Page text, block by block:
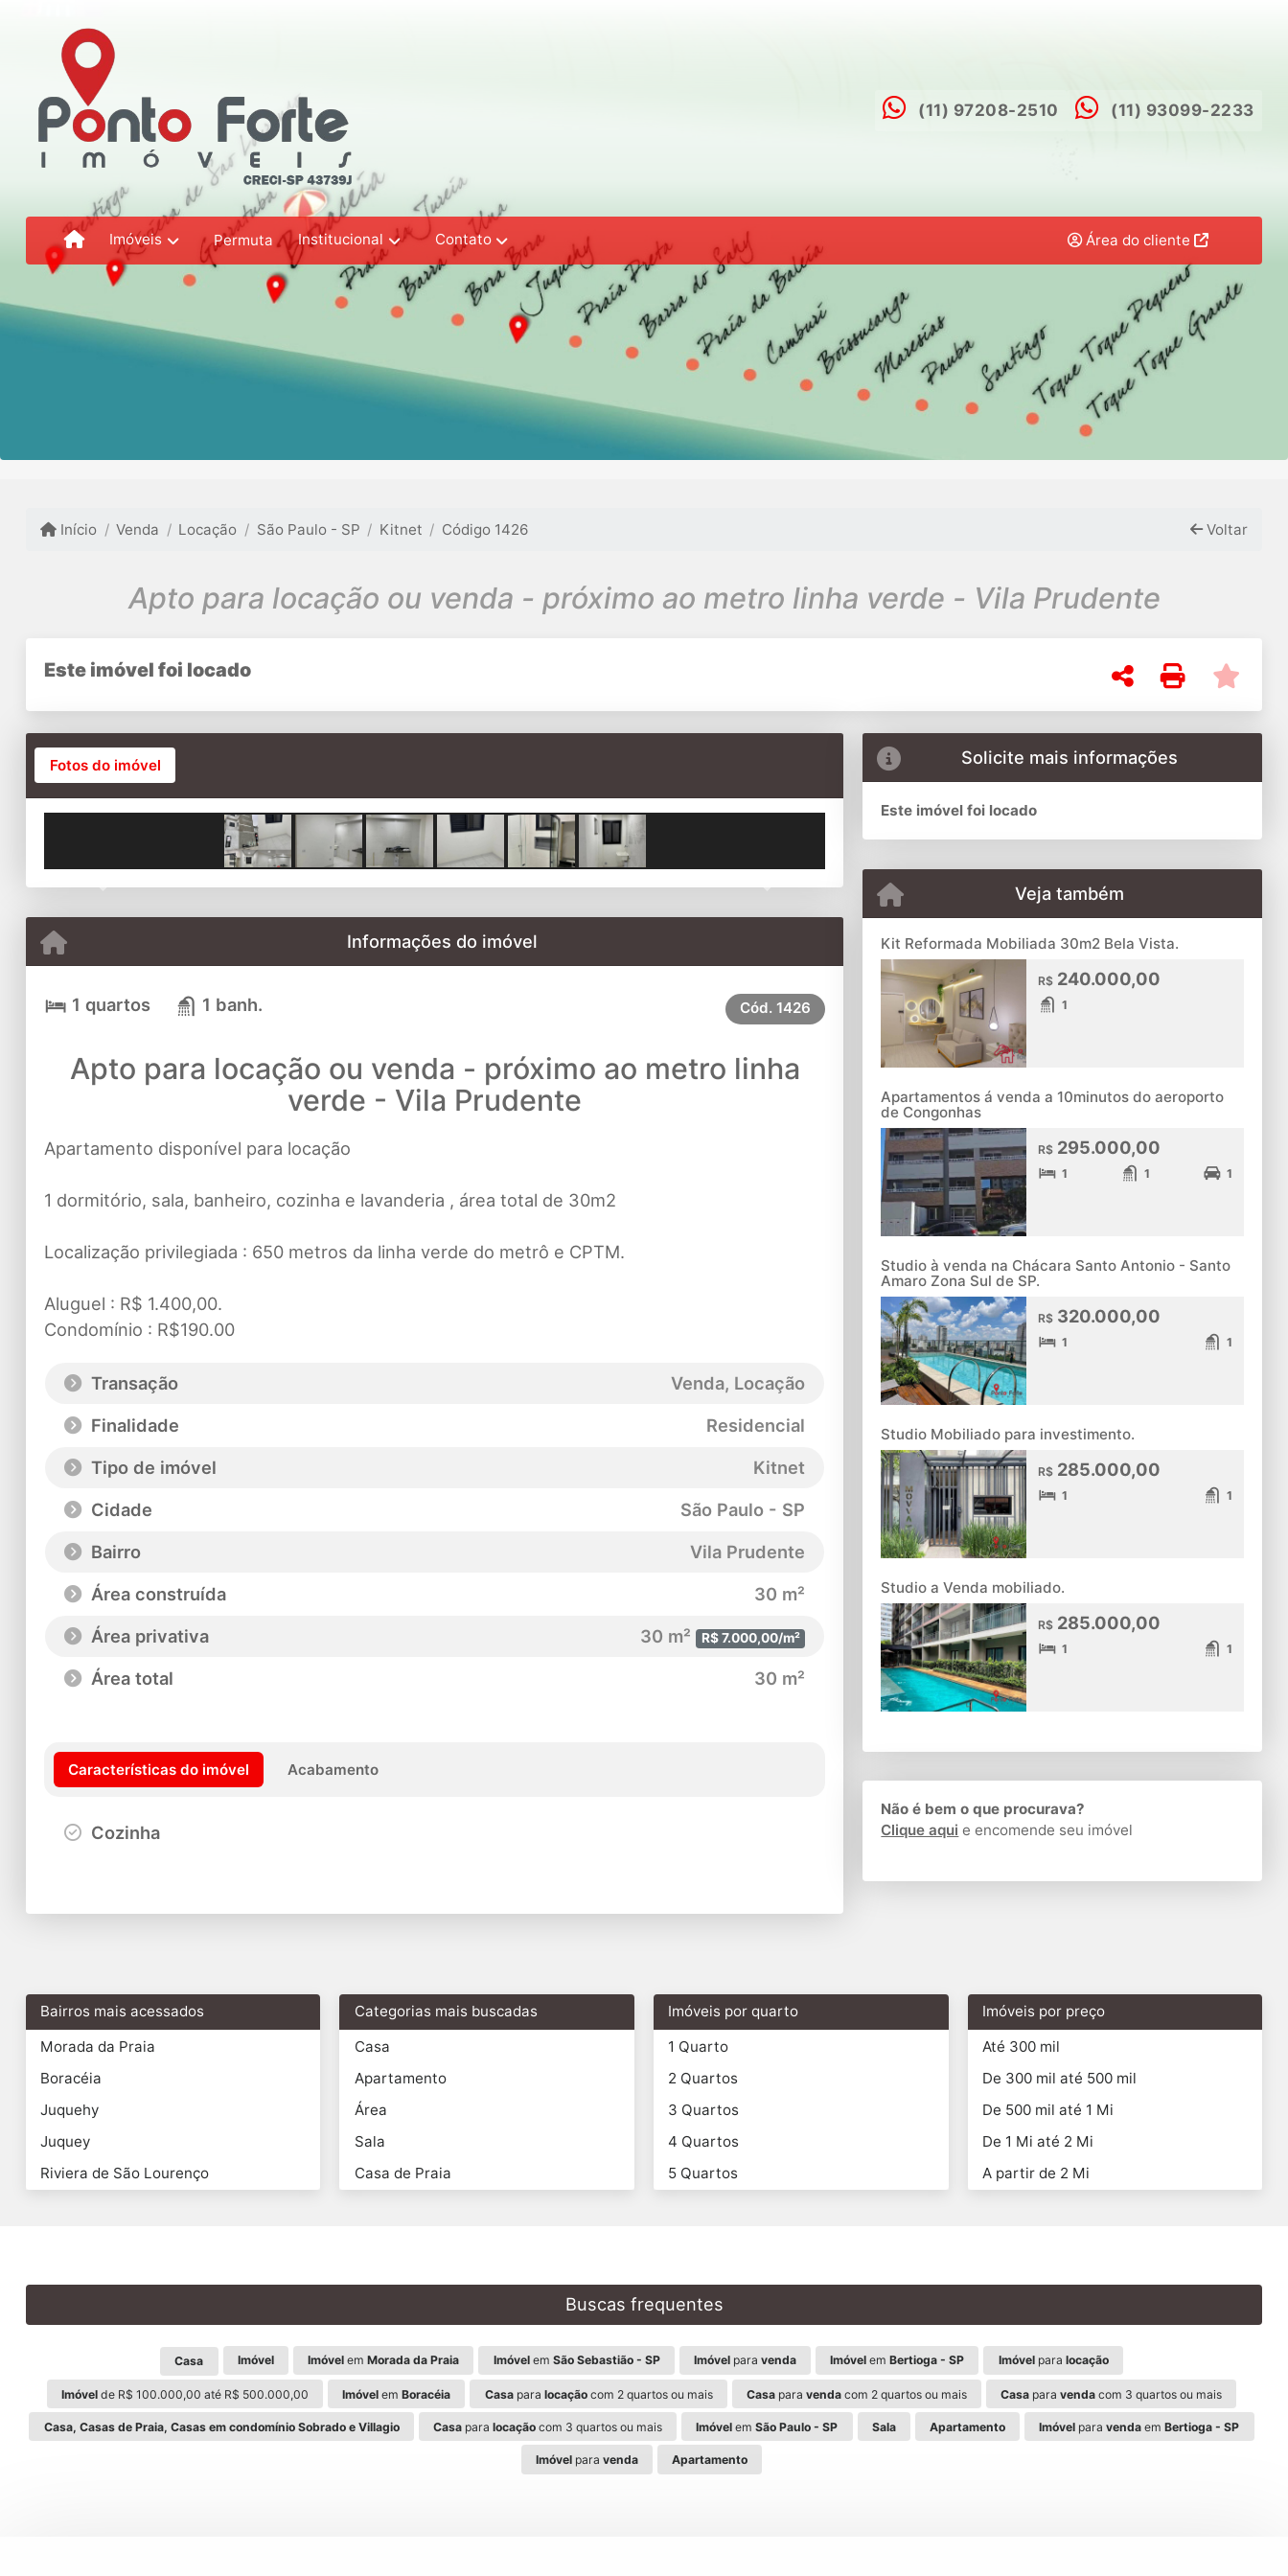
(11) 97208-2510 (11) 93099-2233
Imóveis Permuta Institucional Contato Área do cliente
Início Venda Locação São Paulo - SP Kitnet Código 1426 Voltar
Apto para locação ou venda - próximo ao metro linha verde - Vila Prudente
Este imóvel foi locado
Fotos do imóvel
Previous Next
Informações do imóvel
1 quartos 1 banh. Cód. 1426
Apto para locação ou venda - próximo ao metro linha
verde - Vila Prudente
Apartamento disponível para locação
1 dormitório, sala, banheiro, cozinha e lavanderia , área total de 30m2
Localização privilegiada : 650 metros da linha verde do metrô e CPTM.
Aluguel : R$ 1.400,00.
Condomínio : R$190.00
Transação
Venda, Locação
Finalidade
Residencial
Tipo de imóvel
Kitnet
Cidade
São Paulo - SP
Bairro
Vila Prudente
Área construída
30 m²
Área privativa
30 m² R$ 7.000,00/m²
Área total 30 m²
Características do imóvel Acabamento
Cozinha
Solicite mais informações
Este imóvel foi locado
Veja também
Kit Reformada Mobiliada 30m2 Bela Vista.
R$ 240.000,00
1
Apartamentos á venda a 10minutos do aeroporto
de Congonhas
R$ 295.000,00
1 1 1
Studio à venda na Chácara Santo Antonio - Santo
Amaro Zona Sul de SP.
R$ 320.000,00
1 1
Studio Mobiliado para investimento.
R$ 285.000,00
1 1
Studio a Venda mobiliado.
R$ 285.000,00
1 1
Não é bem o que procurava?
Clique aqui e encomende seu imóvel
Bairros mais acessados
Morada da Praia
Boracéia
Juquehy
Juquey
Riviera de São Lourenço
Categorias mais buscadas
Casa
Apartamento
Área
Sala
Casa de Praia
Imóveis por quarto
1 Quarto
2 Quartos
3 Quartos
4 Quartos
5 Quartos
Imóveis por preço
Até 300 mil
De 300 mil até 500 mil
De 500 mil até 1 Mi
De 1 Mi até 2 Mi
A partir de 2 Mi
Buscas frequentes
Casa Imóvel Imóvel emMorada da Praia Imóvelem São Sebastião - SP Imóvelpara venda Imóvel emBertioga - SP Imóvelpara locação
Imóvelde R$ 100.000,00 até R$ 500.000,00 Imóvel emBoracéia Casapara locaçãocom 2 quartos ou mais Casapara vendacom 2 quartos ou mais Casa paravenda com 3 quartos ou mais
Casa, Casas de Praia, Casas em condomínio Sobrado e Villagio Casapara locaçãocom 3 quartos ou mais Imóvel emSão Paulo - SP Sala Apartamento Imóvel paravenda emBertioga - SP
Imóvelpara venda Apartamento